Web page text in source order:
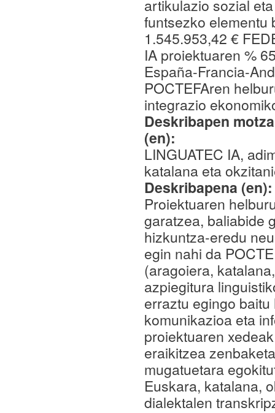
artikulazio sozial
funtsezko elementu
1.545.953,42 €
IA proiektuaren %
España-Francia-
POCTEFAren
integrazio
Deskribapen
(en):
LINGUATEC IA,
katalana eta
Deskribapena
Proiektuaren
garatzea, baliabide
hizkuntza-eredu
egin nahi da
(aragoiera,
azpiegitura
erraztu egingo
komunikazioa eta
proiektuaren
eraikitzea
mugatuetara
Euskara, katalana,
dialektalen